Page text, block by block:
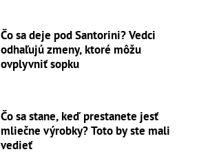
Čo sa deje pod Santorini? Vedci
odhaľujú zmeny, ktoré môžu
ovplyvniť sopku
Čo sa stane, keď prestanete jesť
mliečne výrobky? Toto by ste mali
vedieť